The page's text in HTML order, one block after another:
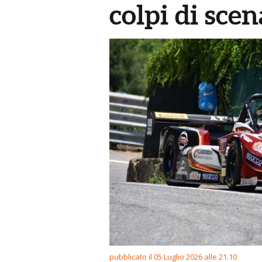
colpi di
pubblicato il 05 Luglio 2026 alle 21.10